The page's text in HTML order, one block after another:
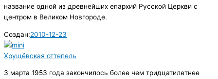
название одной из древнейших епархий Русской Церкви с
центром в Великом Новгороде.
Создан:2010-12-23
Хрущёвская оттепель
3 марта 1953 года закончилось более чем тридцатилетнее